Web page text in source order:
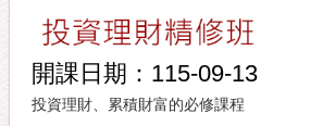
開課日期：115-09-13
投資理財、累積財富的必修課程